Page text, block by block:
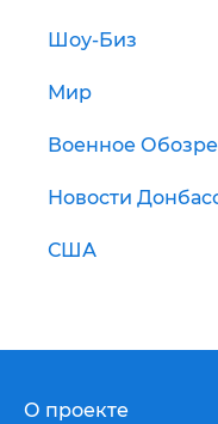
Шоу-Биз
Мир
Военное
Новости
США
О проекте